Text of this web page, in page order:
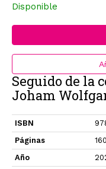
Disponible
Seguido de la
Joham
ISBN
Páginas
160
Año